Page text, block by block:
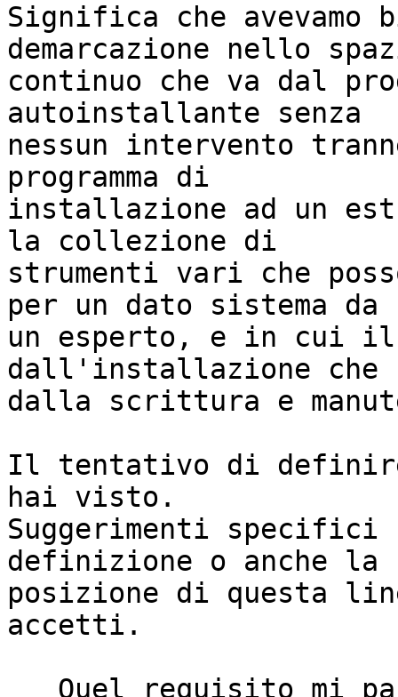
Significa che
demarcazione nello
continuo che va dal
autoinstallante senza
nessun intervento
programma di
installazione ad un
la collezione di
strumenti vari che
per un dato sistema da
un esperto, e in cui il
dall'installazione che
dalla scrittura e
Il tentativo di
hai visto.
Suggerimenti specifici
definizione o anche la
posizione di questa
accetti.